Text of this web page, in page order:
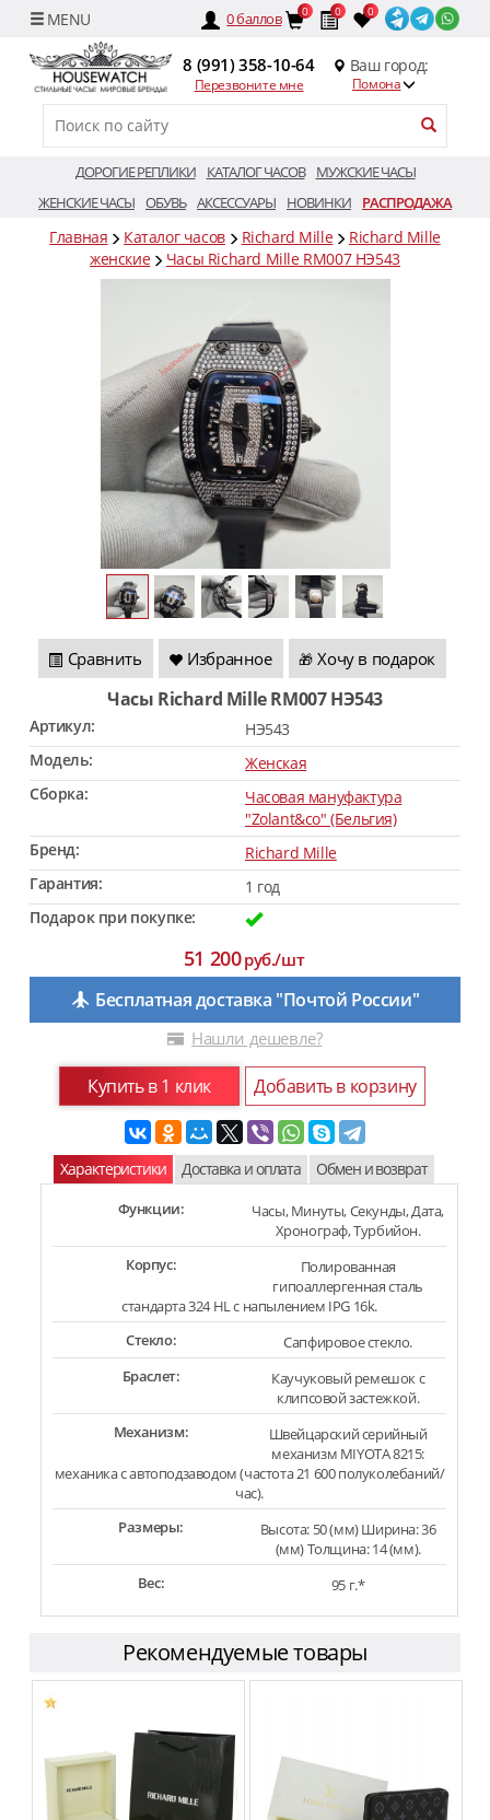
0баллов 0 0 0
8 (991) 358-10-64
Перезвоните мне
Ваш город:
Помона
ДОРОГИЕ РЕПЛИКИ КАТАЛОГ ЧАСОВ
МУЖСКИЕ ЧАСЫ
ЖЕНСКИЕ ЧАСЫ ОБУВЬ АКСЕССУАРЫ НОВИНКИ РАСПРОДАЖА
Главная Каталог часов Richard Mille
Richard Mille
женские
Часы Richard Mille RM007 HЭ543
Сравнить Избранное 🎁 Хочу в подарок
Часы Richard Mille RM007 HЭ543
Артикул:
HЭ543
Модель:
Женская
Сборка:
Часовая мануфактура
"Zolant&co" (Бельгия)
Бренд:
Richard Mille
Гарантия:
1 год
Подарок при покупке:
51 200руб./шт
Бесплатная доставка "Почтой России"
Нашли дешевле?
Купить в 1 клик Добавить в корзину
Характеристики Доставка и оплата Обмен и возврат
Функции:
Часы, Минуты, Секунды, Дата,
Хронограф, Турбийон.
Корпус:
Полированная
гипоаллергенная сталь
стандарта 324 HL с напылением IPG 16k.
Стекло:
Сапфировое стекло.
Браслет:
Каучуковый ремешок с
клипсовой застежкой.
Механизм:
Швейцарский серийный
механизм MIYOTA 8215:
механика с автоподзаводом (частота 21 600 полуколебаний/
час).
Размеры:
Высота: 50 (мм) Ширина: 36
(мм) Толщина: 14 (мм).
Вес:
95 г.*
Рекомендуемые товары